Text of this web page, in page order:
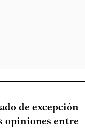
de excepción
opiniones entre